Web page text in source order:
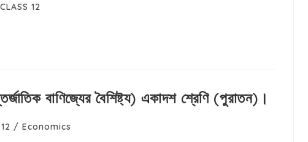
CLASS 12
বাণিজ্যের বৈশিষ্ট্য) একাদশ শ্রেণি (পুরাতন)।
/ Economics